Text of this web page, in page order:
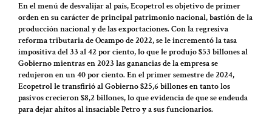
En el menú de desvalijar al país, Ecopetrol es objetivo de primer
orden en su carácter de principal patrimonio nacional, bastión de la
producción nacional y de las exportaciones. Con la regresiva
reforma tributaria de Ocampo de 2022, se le incrementó la tasa
impositiva del 33 al 42 por ciento, lo que le produjo $53 billones al
Gobierno mientras en 2023 las ganancias de la empresa se
redujeron en un 40 por ciento. En el primer semestre de 2024,
Ecopetrol le transfirió al Gobierno $25,6 billones en tanto los
pasivos crecieron $8,2 billones, lo que evidencia de que se endeuda
para dejar ahítos al insaciable Petro y a sus funcionarios.